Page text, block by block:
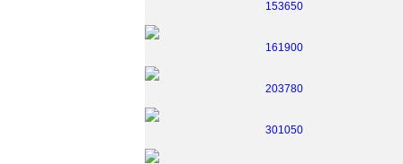
153650
161900
203780
301050